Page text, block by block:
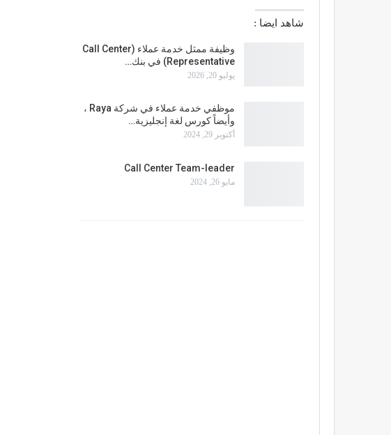
شاهد ايضا :
وظيفة ممثل خدمة عملاء (Call Center
Representative) في بنك…
يوليو 20, 2026
موظفي خدمة عملاء في شركة Raya ،
وأيضاً كورس لغة إنجليزية…
أكتوبر 29, 2024
Call Center Team-leader
مايو 26, 2024